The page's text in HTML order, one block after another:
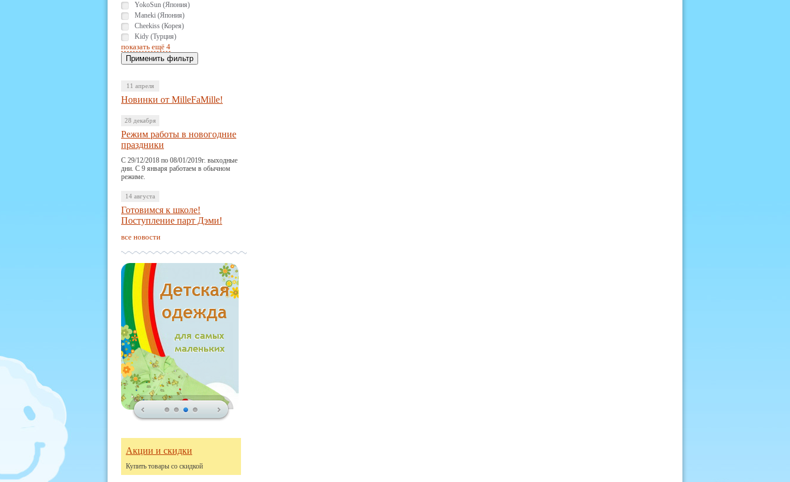
YokoSun (Япония)
Maneki (Япония)
Cheekiss (Корея)
Kidy (Турция)
показать ещё 4
11 апреля
Новинки от MilleFaMille!
28 декабря
Режим работы в новогодние
праздники
С 29/12/2018 по 08/01/2019г. выходные
дни. С 9 января работаем в обычном
режиме.
14 августа
Готовимся к школе!
Поступление парт Дэми!
все новости
Акции и скидки
Купить товары со скидкой